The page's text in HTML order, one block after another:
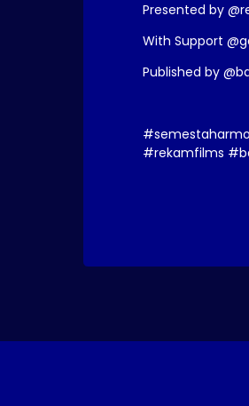
Presented by
With Support
Published by
#rekamfilms